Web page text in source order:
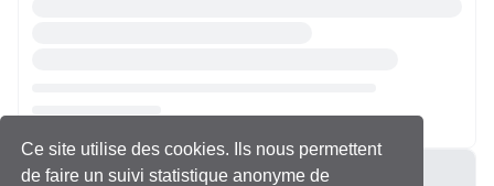
Ce site utilise des cookies. Ils nous permettent
de faire un suivi statistique anonyme de
Chargement...